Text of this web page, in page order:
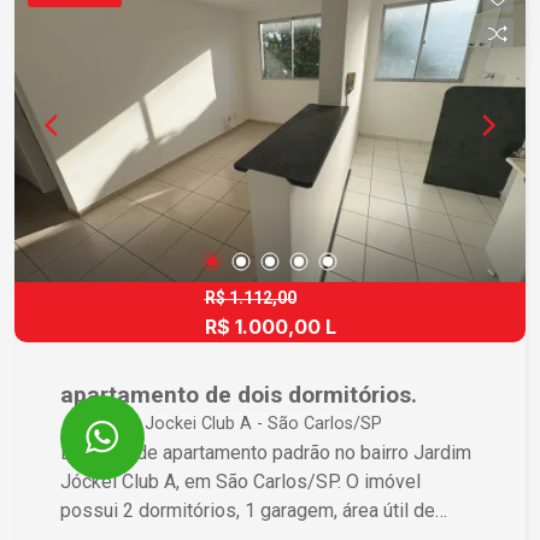
R$ 1.112,00
R$ 1.000,00 L
apartamento de dois dormitórios.
Jardim Jockei Club A - São Carlos/SP
Locação de apartamento padrão no bairro Jardim
Jóckei Club A, em São Carlos/SP. O imóvel
possui 2 dormitórios, 1 garagem, área útil de